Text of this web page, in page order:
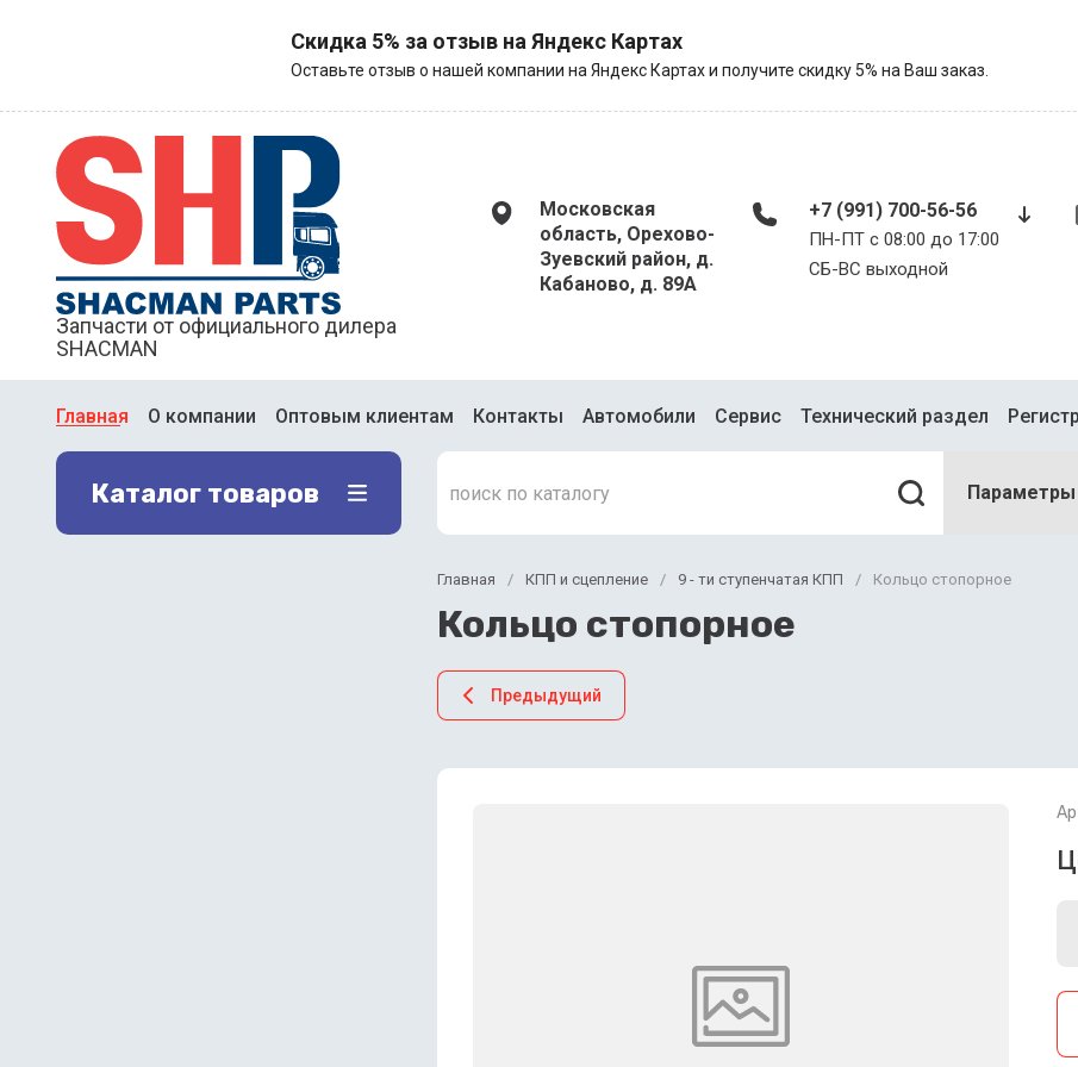
Скидка 5% за отзыв на Яндекс Картах
Оставьте отзыв о нашей компании на Яндекс Картах и получите скидку 5% на Ваш заказ.
Запчасти от официального дилера
SHACMAN
Московская
область, Орехово-
Зуевский район, д.
Кабаново, д. 89А
+7 (991) 700-56-56
ПН-ПТ с 08:00 до 17:00
​​​​​​​СБ-ВС выходной
Главная О компании Оптовым клиентам Контакты Автомобили Сервис Технический раздел
Каталог товаров Параметры
Главная / КПП и сцепление / 9 - ти ступенчатая КПП / Кольцо стопорное
Кольцо стопорное
Предыдущий